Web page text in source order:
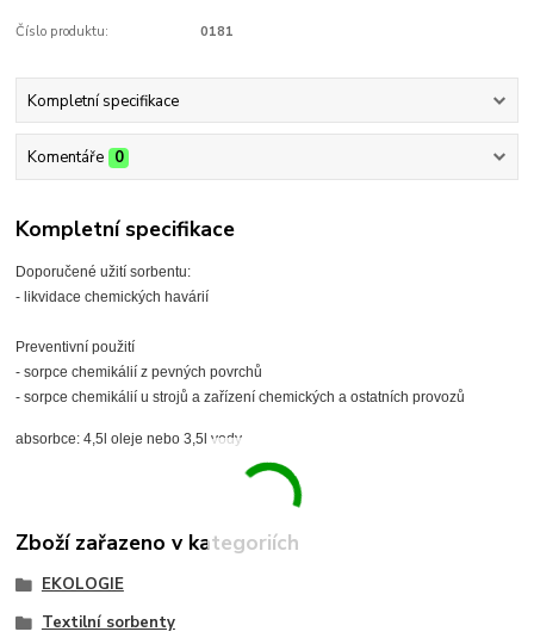
Číslo produktu: 0181
Kompletní specifikace
Komentáře 0
Kompletní specifikace
Doporučené užití sorbentu:
- likvidace chemických havárií
Preventivní použití
- sorpce chemikálií z pevných povrchů
- sorpce chemikálií u strojů a zařízení chemických a ostatních provozů
absorbce: 4,5l oleje nebo 3,5l vody
Zboží zařazeno v kategoriích
EKOLOGIE
Textilní sorbenty